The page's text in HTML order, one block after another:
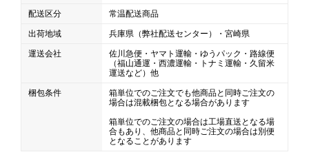
配送区分
常温配送商品
出荷地域
兵庫県（弊社配送センター）・宮崎県
運送会社
佐川急便・ヤマト運輸・ゆうパック・路線便
（福山通運・西濃運輸・トナミ運輸・久留米
運送など）他
梱包条件
箱単位でのご注文でも他商品と同時ご注文の
場合は混載梱包となる場合があります
箱単位でのご注文の場合は工場直送となる場
合もあり、他商品と同時ご注文の場合は別便
となることがあります